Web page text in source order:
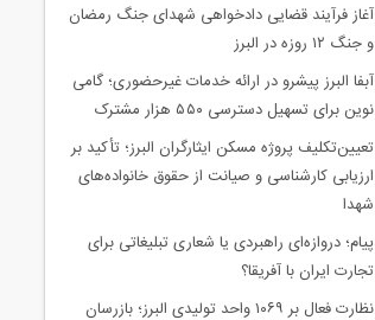
آغاز فرآیند قضایی دادخواهی شهدای جنگ رمضان
و جنگ ۱۲ روزه در البرز
آبفا البرز پیشرو در ارائه خدمات غیرحضوری؛ گامی
نوین برای تسهیل دسترسی ۵۵۰ هزار مشترک
تعیین‌تکلیف پروژه مسکن ایثارگران البرز؛ تأکید بر
ارزیابی کارشناسی و صیانت از حقوق خانواده‌های
شهدا
پیام؛ دروازه‌ای راهبردی یا شعاری تبلیغاتی برای
تجارت ایران با آفریقا؟
نظارت فعال بر ۱۰۶۹ واحد تولیدی البرز؛ بازرسان